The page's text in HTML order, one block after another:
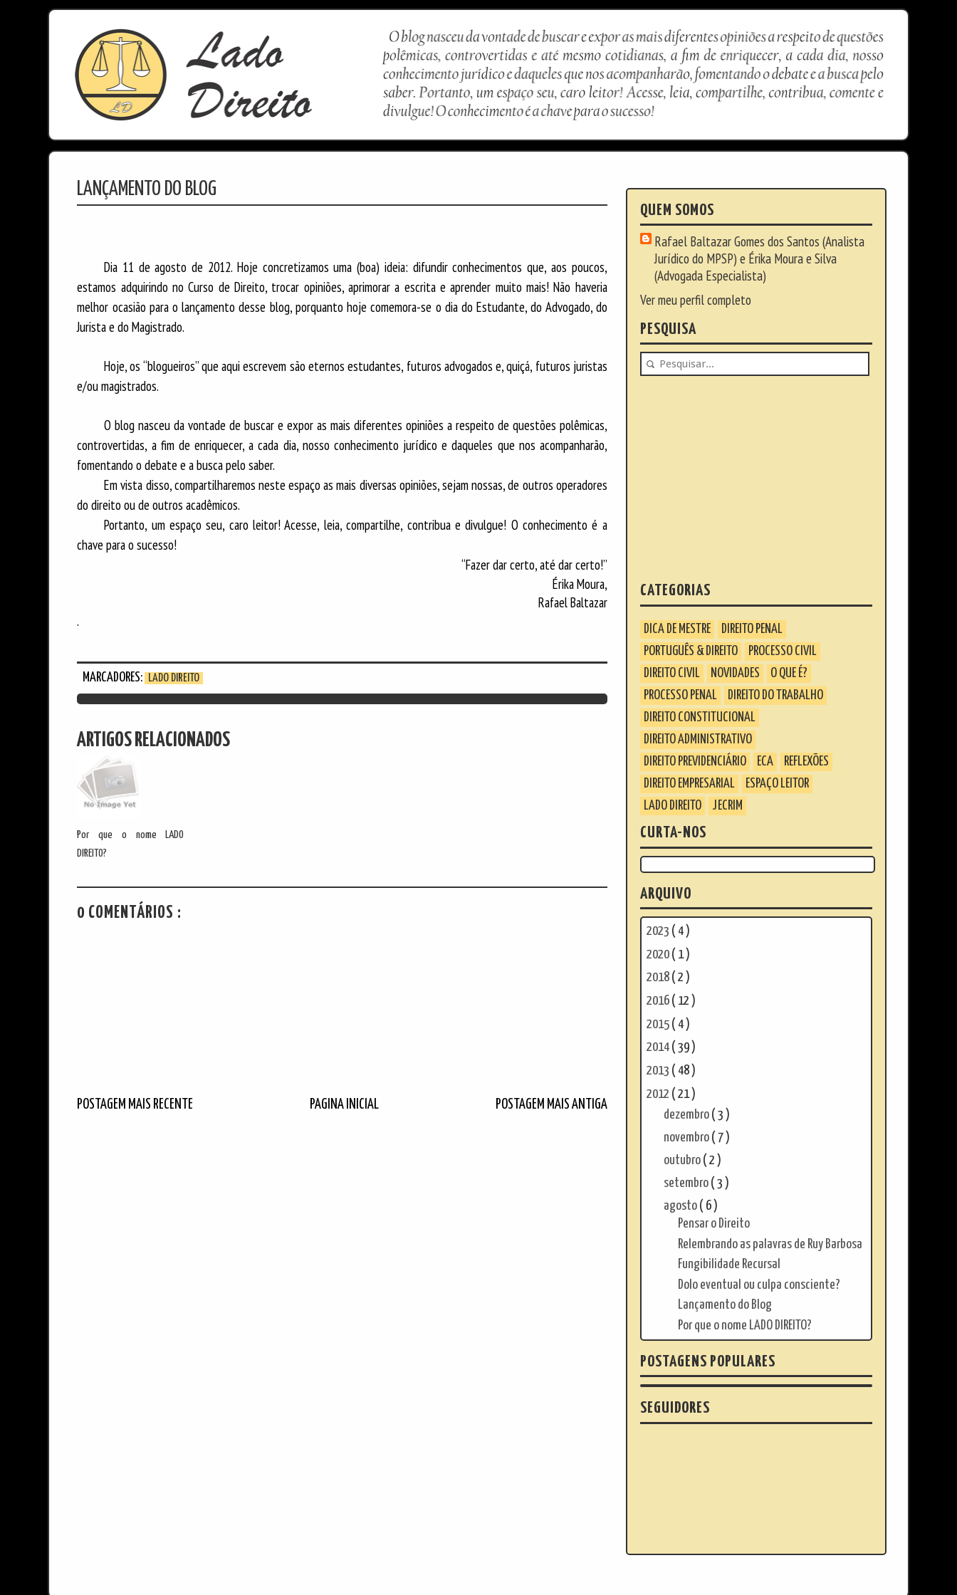
LANÇAMENTO DO BLOG
Dia 11 de agosto de 2012. Hoje concretizamos uma (boa) ideia: difundir conhecimentos que, aos poucos,
estamos adquirindo no Curso de Direito, trocar opiniões, aprimorar a escrita e aprender muito mais! Não haveria
melhor ocasião para o lançamento desse blog, porquanto hoje comemora-se o dia do Estudante, do Advogado, do
Jurista e do Magistrado.
Hoje, os “blogueiros” que aqui escrevem são eternos estudantes, futuros advogados e, quiçá, futuros juristas
e/ou magistrados.
O blog nasceu da vontade de buscar e expor as mais diferentes opiniões a respeito de questões polêmicas,
controvertidas, a fim de enriquecer, a cada dia, nosso conhecimento jurídico e daqueles que nos acompanharão,
fomentando o debate e a busca pelo saber.
Em vista disso, compartilharemos neste espaço as mais diversas opiniões, sejam nossas, de outros operadores
do direito ou de outros acadêmicos.
Portanto, um espaço seu, caro leitor! Acesse, leia, compartilhe, contribua e divulgue! O conhecimento é a
chave para o sucesso!
“Fazer dar certo, até dar certo!”
Érika Moura,
Rafael Baltazar
.
MARCADORES: LADO DIREITO
ARTIGOS RELACIONADOS
Por que o nome LADO
DIREITO?
0 COMENTÁRIOS :
POSTAGEM MAIS RECENTE PÁGINA INICIAL POSTAGEM MAIS ANTIGA
QUEM SOMOS
Rafael Baltazar Gomes dos Santos (Analista
Jurídico do MPSP) e Érika Moura e Silva
(Advogada Especialista)
Ver meu perfil completo
PESQUISA
CATEGORIAS
DICA DE MESTRE
DIREITO PENAL
PORTUGUÊS & DIREITO
PROCESSO CIVIL
DIREITO CIVIL
NOVIDADES
O QUE É?
PROCESSO PENAL
DIREITO DO TRABALHO
DIREITO CONSTITUCIONAL
DIREITO ADMINISTRATIVO
DIREITO PREVIDENCIÁRIO
ECA
REFLEXÕES
DIREITO EMPRESARIAL
ESPAÇO LEITOR
LADO DIREITO
JECRIM
CURTA-NOS
ARQUIVO
2023 ( 4 )
2020 ( 1 )
2018 ( 2 )
2016 ( 12 )
2015 ( 4 )
2014 ( 39 )
2013 ( 48 )
2012 ( 21 )
dezembro ( 3 )
novembro ( 7 )
outubro ( 2 )
setembro ( 3 )
agosto ( 6 )
Pensar o Direito
Relembrando as palavras de Ruy Barbosa
Fungibilidade Recursal
Dolo eventual ou culpa consciente?
Lançamento do Blog
Por que o nome LADO DIREITO?
POSTAGENS POPULARES
SEGUIDORES